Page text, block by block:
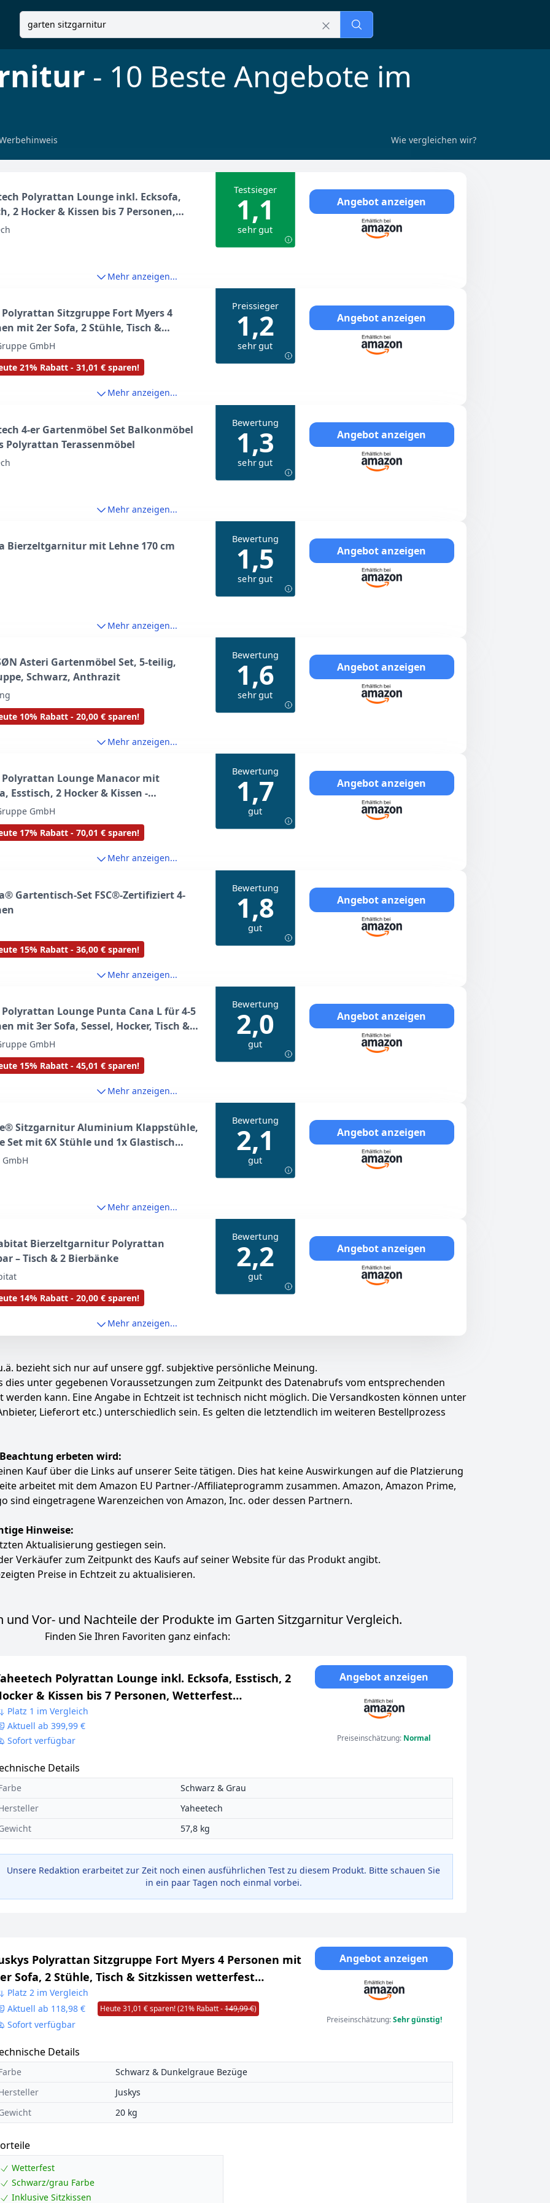
- 10 Beste Angebote im
Wie vergleichen wir?
Polyrattan Lounge inkl. Ecksofa,
2 Hocker & Kissen bis 7 Personen,
Gartenmöbel Set Rattan Sitzgruppe
Testsieger
1,1
sehr gut
Angebot anzeigen
Mehr anzeigen...
Polyrattan Sitzgruppe Fort Myers 4
mit 2er Sofa, 2 Stühle, Tisch &
wetterfest schwarz/grau
Gartenmöbel Set
GmbH
21% Rabatt - 31,01 € sparen!
Preissieger
1,2
sehr gut
Angebot anzeigen
Mehr anzeigen...
4-er Gartenmöbel Set Balkonmöbel
Polyrattan Terassenmöbel
Bewertung
1,3
sehr gut
Angebot anzeigen
Mehr anzeigen...
Bierzeltgarnitur mit Lehne 170 cm
Bewertung
1,5
sehr gut
Angebot anzeigen
Mehr anzeigen...
Asteri Gartenmöbel Set, 5-teilig,
Schwarz, Anthrazit
10% Rabatt - 20,00 € sparen!
Bewertung
1,6
sehr gut
Angebot anzeigen
Mehr anzeigen...
Polyrattan Lounge Manacor mit
Esstisch, 2 Hocker & Kissen -
bis 7 Personen - Bezüge waschbar -
Sitzgruppe Gartenlounge
Set - Schwarz/Grau
GmbH
17% Rabatt - 70,01 € sparen!
Bewertung
1,7
gut
Angebot anzeigen
Mehr anzeigen...
Gartentisch-Set FSC®-Zertifiziert 4-
15% Rabatt - 36,00 € sparen!
Bewertung
1,8
gut
Angebot anzeigen
Mehr anzeigen...
Polyrattan Lounge Punta Cana L für 4-5
mit 3er Sofa, Sessel, Hocker, Tisch &
Sitzgruppe für Garten, Terrasse und
Gartenmöbel Set wetterfest -
Grau
GmbH
15% Rabatt - 45,01 € sparen!
Bewertung
2,0
gut
Angebot anzeigen
Mehr anzeigen...
Sitzgarnitur Aluminium Klappstühle,
Set mit 6X Stühle und 1x Glastisch
Gartenmöbel Set wetterfest für den
GmbH
Bewertung
2,1
gut
Angebot anzeigen
Mehr anzeigen...
Bierzeltgarnitur Polyrattan
– Tisch & 2 Bierbänke
14% Rabatt - 20,00 € sparen!
Bewertung
2,2
gut
Angebot anzeigen
Mehr anzeigen...
bezieht sich nur auf unsere ggf. subjektive persönliche Meinung.
unter gegebenen Voraussetzungen zum Zeitpunkt des Datenabrufs vom entsprechenden
kann. Eine Angabe in Echtzeit ist technisch nicht möglich. Die Versandkosten können unter
Lieferort etc.) unterschiedlich sein. Es gelten die letztendlich im weiteren Bestellprozess
erbeten wird:
Kauf über die Links auf unserer Seite tätigen. Dies hat keine Auswirkungen auf die Platzierung
arbeitet mit dem Amazon EU Partner-/Affiliateprogramm zusammen. Amazon, Amazon Prime,
sind eingetragene Warenzeichen von Amazon, Inc. oder dessen Partnern.
Hinweise:
Aktualisierung gestiegen sein.
Verkäufer zum Zeitpunkt des Kaufs auf seiner Website für das Produkt angibt.
Preise in Echtzeit zu aktualisieren.
Vor- und Nachteile der Produkte im Garten Sitzgarnitur Vergleich.
Finden Sie Ihren Favoriten ganz einfach:
Polyrattan Lounge inkl. Ecksofa, Esstisch, 2
& Kissen bis 7 Personen, Wetterfest
Set Rattan Sitzgruppe Gartenlounge
für Garten Balkon Terrasse, Schwarz & Grau
Platz 1 im Vergleich
Aktuell ab 399,99 €
Sofort verfügbar
Angebot anzeigen
Preiseinschätzung: Normal
Details
Schwarz & Grau
Yaheetech
57,8 kg
Unsere Redaktion erarbeitet zur Zeit noch einen ausführlichen Test zu diesem Produkt. Bitte schauen Sie
in ein paar Tagen noch einmal vorbei.
Polyrattan Sitzgruppe Fort Myers 4 Personen mit
Sofa, 2 Stühle, Tisch & Sitzkissen wetterfest
grau Balkonmöbel Gartenmöbel Set
Platz 2 im Vergleich
Aktuell ab 118,98 €
Heute 31,01 € sparen! (21% Rabatt -149,99 €)
Sofort verfügbar
Angebot anzeigen
Preiseinschätzung:Sehr günstig!
Details
Schwarz & Dunkelgraue Bezüge
Juskys
20 kg
Wetterfest
Schwarz/grau Farbe
Inklusive Sitzkissen